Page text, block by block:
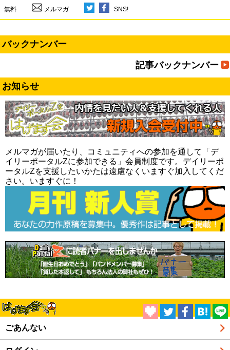
無料 メルマガ SNS!
バックナンバー
記事バックナンバー
お知らせ
メルマガが届いたり、コミュニティへの参加を通して「デ
イリーポータルZに参加できる」会員制度です。デイリーポ
ータルZを支援したいかたは遠慮なくいますぐ加入してくだ
さい。いますぐに！
ごあんない